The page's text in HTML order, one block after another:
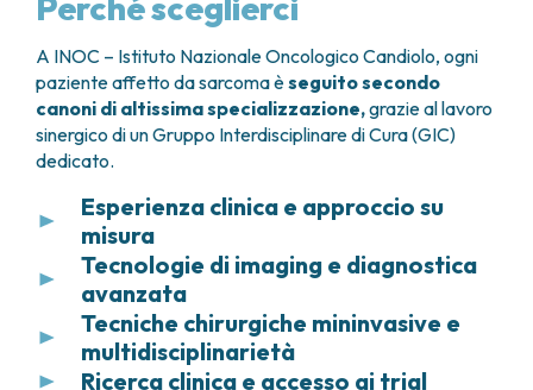
A INOC – Istituto Nazionale Oncologico Candiolo, ogni
paziente affetto da sarcoma èseguito secondo
canoni di altissima specializzazione,grazie al lavoro
sinergico di un Gruppo Interdisciplinare di Cura (GIC)
dedicato.
Esperienza clinica e approccio su
misura
Grazie all’elevato numero di casi trattati ogni anno,
INOC – Istituto Nazionale Oncologico Candiolo è
unriferimento nazionale per la presa in carico
dei sarcomi. L’esperienza maturata consente di
affrontare anche le situazioni più complesse,
Tecnologie di imaging e diagnostica
avanzata
La definizione del piano terapeutico parte sempre
da unadiagnosi accurata e tempestiva
pazienti hanno accesso atecnologie di imaging
Tecniche chirurgiche mininvasive e
multidisciplinarietà
Quando indicata, la chirurgia viene eseguita con
Ricerca clinica e accesso ai trial